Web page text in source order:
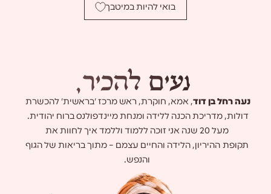
בואי להיות במיטבך
נעים להכיר,
נעה רחל בן דוד, אמא, חוקרת, ראש מרכז 'בראשית' להכשרת
דולות, מדריכת הכנה ללידה ומנחת מיינדפולנס ברוח יהודית.
מעל 20 שנה אני זוכה ללמוד וללמד איך לחוות את
תקופת ההיריון, הלידה והחיים עצמם – מתוך בריאות של הגוף
והנפש.